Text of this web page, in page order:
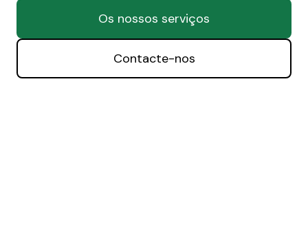
Os nossos serviços
Contacte-nos